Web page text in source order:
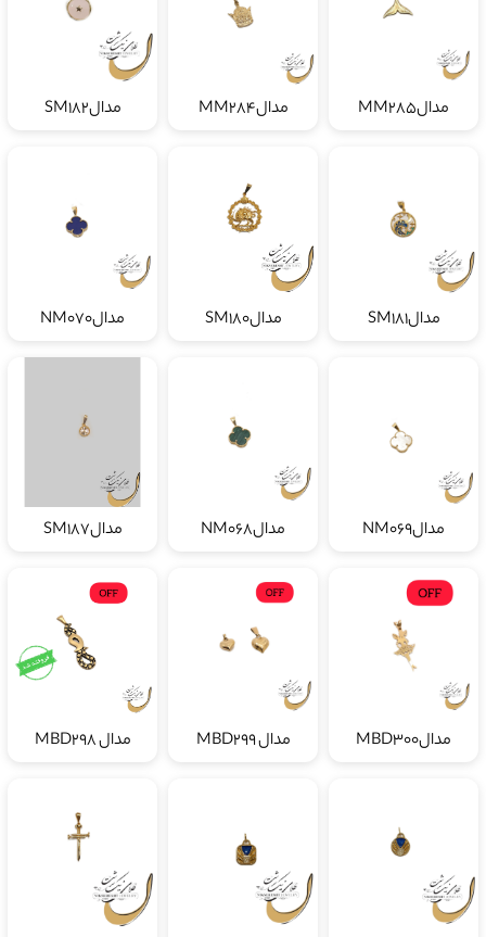
مدالMM285 مدالMM284 مدالSM182
مدالSM181 مدالSM180 مدالNM070
مدالNM069 مدالNM068 مدالSM187
مدالMBD300 مدال MBD299 مدال MBD298